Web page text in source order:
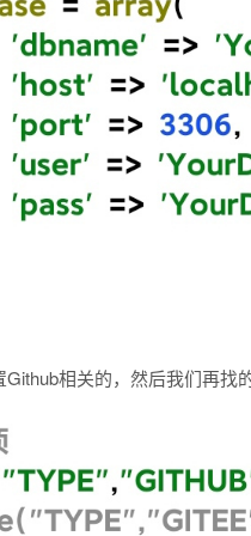
相关的，然后我们再找